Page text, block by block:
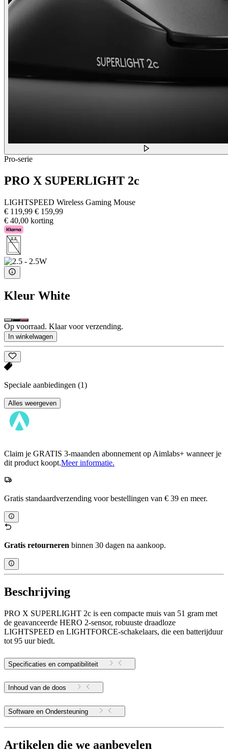
Pro-serie
PRO X SUPERLIGHT 2c
LIGHTSPEED Wireless Gaming Mouse
€ 119,99 € 159,99
€ 40,00 korting
Kleur White
Op voorraad. Klaar voor verzending.
In winkelwagen
Speciale aanbiedingen (1)
Alles weergeven
Claim je GRATIS 3-maanden abonnement op Aimlabs+ wanneer je
dit product koopt.Meer informatie.
Gratis standaardverzending voor bestellingen van € 39 en meer.
Gratis retourneren binnen 30 dagen na aankoop.
Beschrijving
PRO X SUPERLIGHT 2c is een compacte muis van 51 gram met
de geavanceerde HERO 2-sensor, robuuste draadloze
LIGHTSPEED en LIGHTFORCE-schakelaars, die een batterijduur
tot 95 uur biedt.
Specificaties en compatibiliteit
Inhoud van de doos
Software en Ondersteuning
Artikelen die we aanbevelen